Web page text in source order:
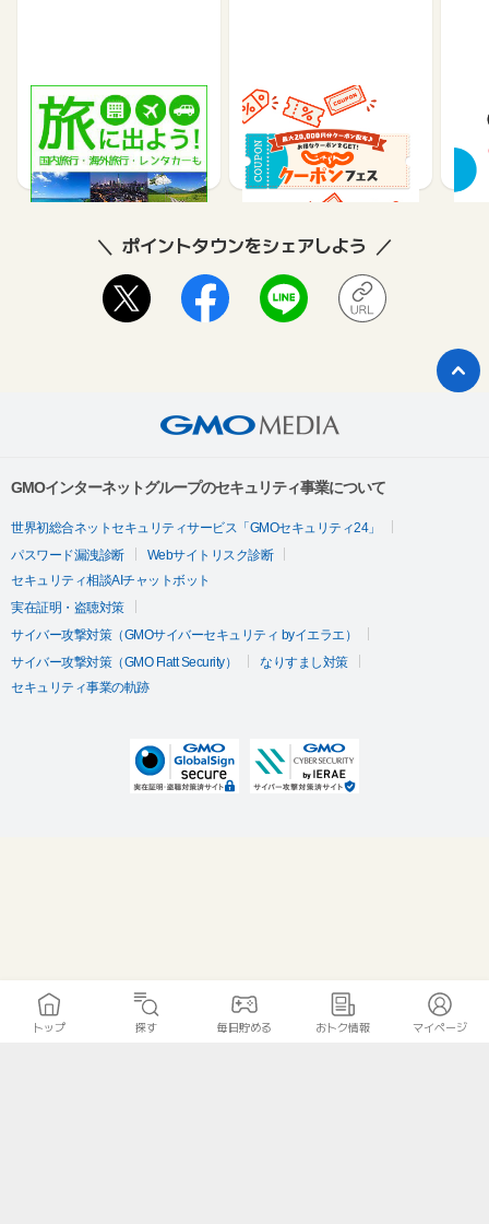
楽天トラベル
1%
じゃらんnet
1.2%
テ
ポイントタウンをシェアしよう
GMOインターネットグループのセキュリティ事業について
世界初総合ネットセキュリティサービス「GMOセキュリティ24」
パスワード漏洩診断
Webサイトリスク診断
セキュリティ相談AIチャットボット
実在証明・盗聴対策
サイバー攻撃対策（GMOサイバーセキュリティ byイエラエ）
サイバー攻撃対策（GMO Flatt Security）
なりすまし対策
セキュリティ事業の軌跡
トップ 探す 毎日貯める おトク情報 マイページ